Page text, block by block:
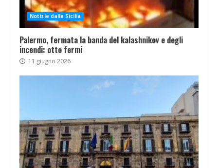
Notizie dalla Sicilia
Palermo, fermata la banda del kalashnikov e degli
incendi: otto fermi
11 giugno 2026